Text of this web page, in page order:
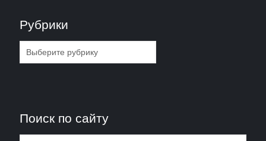
Рубрики
Рубрики
Поиск по сайту